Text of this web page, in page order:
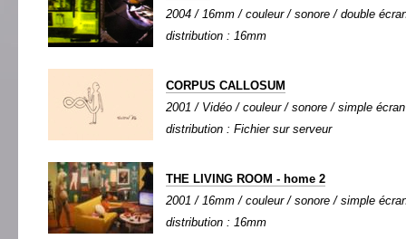
2004 / 16mm / couleur / sonore / double
distribution : 16mm
CORPUS CALLOSUM
2001 / Vidéo / couleur / sonore / simple
distribution : Fichier sur serveur
THE LIVING ROOM - home 2
2001 / 16mm / couleur / sonore / simple
distribution : 16mm